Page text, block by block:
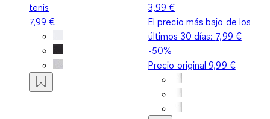
tenis
7,99 €
3,99 €
El precio más bajo de los
últimos 30 días: 7,99 €
-50%
Precio original9,99 €